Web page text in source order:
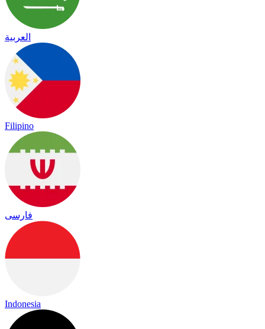
العربية
Filipino
فارسی
Indonesia